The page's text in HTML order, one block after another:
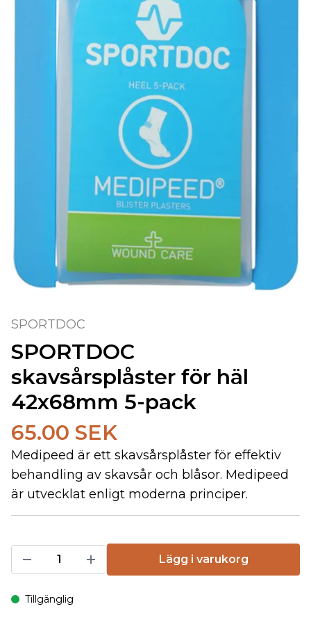
SPORTDOC
SPORTDOC
skavsårsplåster för häl
42x68mm 5-pack
65.00 SEK
Medipeed är ett skavsårsplåster för effektiv
behandling av skavsår och blåsor. Medipeed
är utvecklat enligt moderna principer.
Lägg i varukorg
Tillgänglig